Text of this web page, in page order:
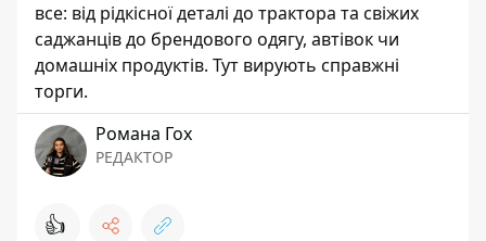
все: від рідкісної деталі до трактора та свіжих
саджанців до брендового одягу, автівок чи
домашніх продуктів. Тут вирують справжні
торги.
Романа Гох
РЕДАКТОР
👍